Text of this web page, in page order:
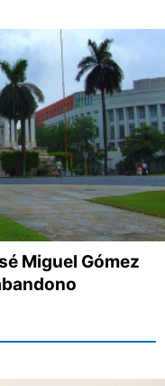
Miguel Gómez